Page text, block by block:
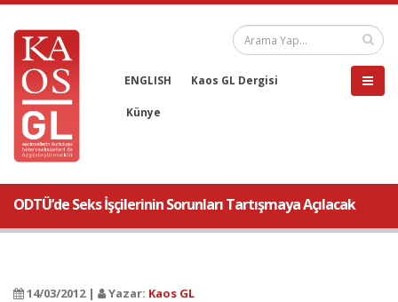
ENGLISH Kaos GL Dergisi
Künye
ODTÜ’de Seks İşçilerinin Sorunları Tartışmaya Açılacak
14/03/2012 | Yazar: Kaos GL